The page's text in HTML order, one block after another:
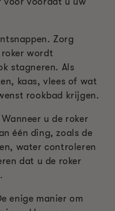
Zorg
wordt
stagneren. Als
kaas, vlees of wat
rookbad krijgen.
u de roker
één ding, zoals de
water controleren
dat u de roker
enige manier om